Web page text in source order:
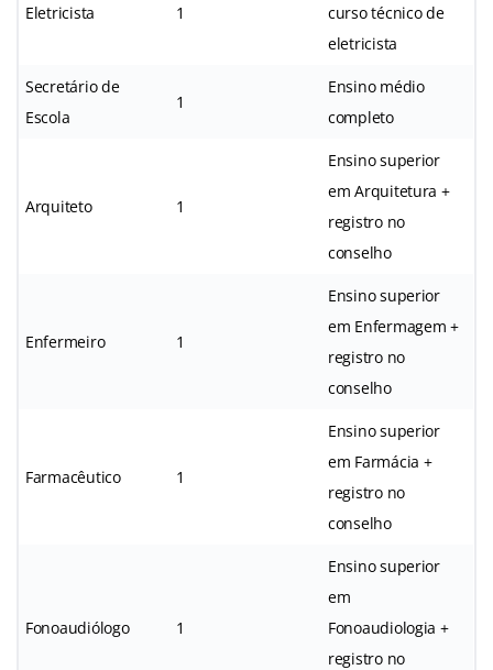
Eletricista 1
curso técnico de
eletricista
Secretário de
Escola
1
Ensino médio
completo
Arquiteto 1
Ensino superior
em Arquitetura +
registro no
conselho
Enfermeiro 1
Ensino superior
em Enfermagem +
registro no
conselho
Farmacêutico 1
Ensino superior
em Farmácia +
registro no
conselho
Fonoaudiólogo 1
Ensino superior
em
Fonoaudiologia +
registro no